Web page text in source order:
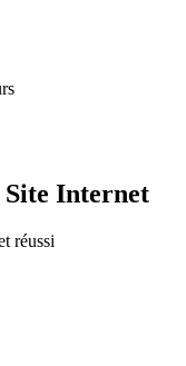
Site Internet
réussi